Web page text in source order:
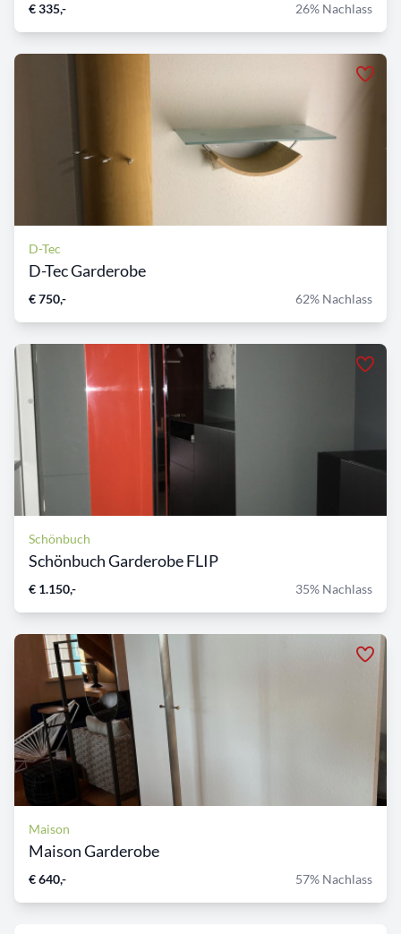
€ 335,- 26% Nachlass
D-Tec
D-Tec Garderobe
€ 750,- 62% Nachlass
Schönbuch
Schönbuch Garderobe FLIP
€ 1.150,- 35% Nachlass
Maison
Maison Garderobe
€ 640,- 57% Nachlass